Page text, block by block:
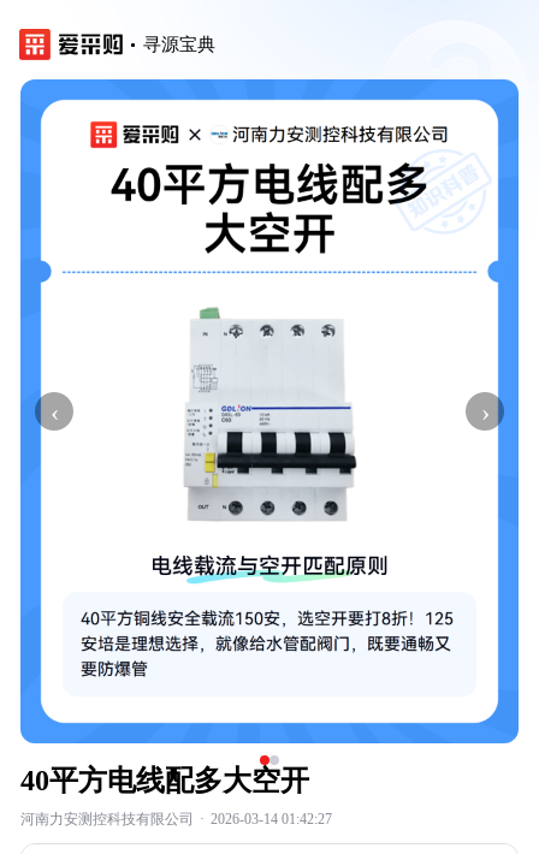
寻源宝典
‹ ›
40平方电线配多大空开
河南力安测控科技有限公司 · 2026-03-14 01:42:27